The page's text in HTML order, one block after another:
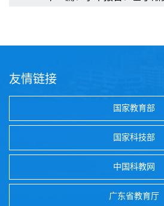
友情链接
国家教育部
国家科技部
中国科教网
广东省教育厅